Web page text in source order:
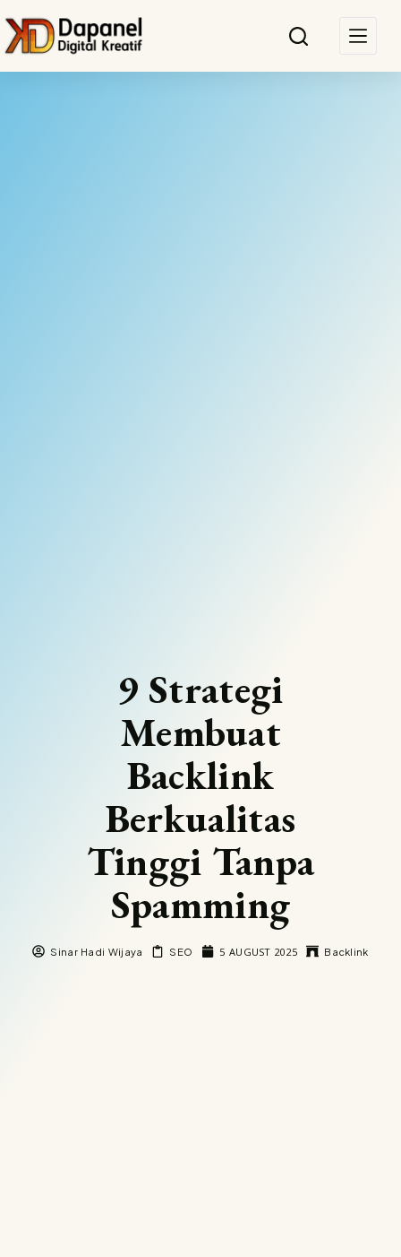
9 Strategi
Membuat
Backlink
Berkualitas
Tinggi Tanpa
Spamming
Sinar Hadi Wijaya SEO 5 AUGUST 2025 Backlink